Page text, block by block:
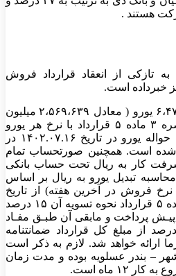
تازکی از انعقاد قرارداد فروش
خبرداده است.
مبلغ قرارداد برابر با ۶،۴۷۴،۲۲۴ یورو ( معادل ۲،۵۶۹،۶۳۹ میلیون
ریال) بوده که بر اساس تبصره ۳ ماده ۵ قرارداد با نرخ هر یورو
۳۹۶،۹۰۳ ریال ( نرخ فروش حواله یورو در تاریخ ۱۴۰۲.۰۷.۱۶ در
شده است. همچنین صورتحساب تمام
کار به ریال تحت حساب بانکی
تبدیل یورو به ریال بر اساس
نرخ فروش در آخرین هفته) از تاریخ
پرداخت خواهد بود و طبق ماده ۵ قرارداد نحوه تسویه آن ۱۵ درصد
پیـش پرداخت و مابقی آن طبـق مفـاد
قرارداد است و معادل ۱۲ درصد از مبلغ کل قرارداد ضمانتنامه
ارائه خواهد شد. لازم به ذکر است
– بندر عسلویه بوده و مدت زمان
۱۲ ماه است.